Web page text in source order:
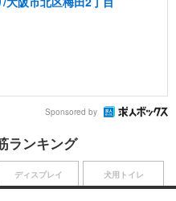
Sponsored by
ランキング
ディスプレイ 犬用トイレ